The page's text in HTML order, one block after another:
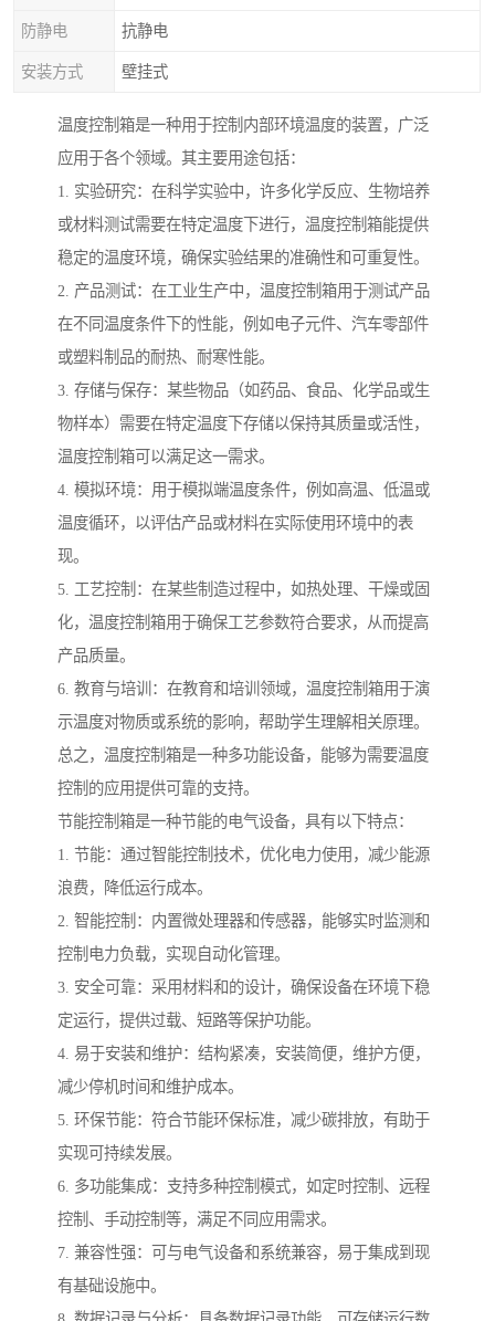
防静电 抗静电
安装方式 壁挂式
温度控制箱是一种用于控制内部环境温度的装置，广泛
应用于各个领域。其主要用途包括：
1. 实验研究：在科学实验中，许多化学反应、生物培养
或材料测试需要在特定温度下进行，温度控制箱能提供
稳定的温度环境，确保实验结果的准确性和可重复性。
2. 产品测试：在工业生产中，温度控制箱用于测试产品
在不同温度条件下的性能，例如电子元件、汽车零部件
或塑料制品的耐热、耐寒性能。
3. 存储与保存：某些物品（如药品、食品、化学品或生
物样本）需要在特定温度下存储以保持其质量或活性，
温度控制箱可以满足这一需求。
4. 模拟环境：用于模拟端温度条件，例如高温、低温或
温度循环，以评估产品或材料在实际使用环境中的表
现。
5. 工艺控制：在某些制造过程中，如热处理、干燥或固
化，温度控制箱用于确保工艺参数符合要求，从而提高
产品质量。
6. 教育与培训：在教育和培训领域，温度控制箱用于演
示温度对物质或系统的影响，帮助学生理解相关原理。
总之，温度控制箱是一种多功能设备，能够为需要温度
控制的应用提供可靠的支持。
节能控制箱是一种节能的电气设备，具有以下特点：
1. 节能：通过智能控制技术，优化电力使用，减少能源
浪费，降低运行成本。
2. 智能控制：内置微处理器和传感器，能够实时监测和
控制电力负载，实现自动化管理。
3. 安全可靠：采用材料和的设计，确保设备在环境下稳
定运行，提供过载、短路等保护功能。
4. 易于安装和维护：结构紧凑，安装简便，维护方便，
减少停机时间和维护成本。
5. 环保节能：符合节能环保标准，减少碳排放，有助于
实现可持续发展。
6. 多功能集成：支持多种控制模式，如定时控制、远程
控制、手动控制等，满足不同应用需求。
7. 兼容性强：可与电气设备和系统兼容，易于集成到现
有基础设施中。